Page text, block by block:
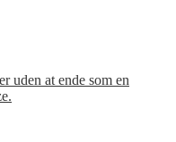
uden at ende som en